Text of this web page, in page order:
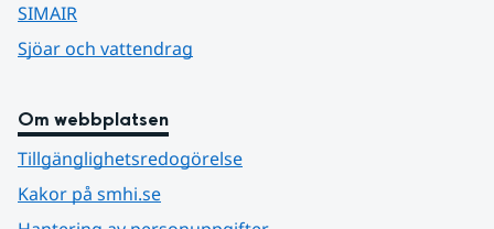
SIMAIR
Sjöar och vattendrag
Om webbplatsen
Tillgänglighetsredogörelse
Kakor på smhi.se